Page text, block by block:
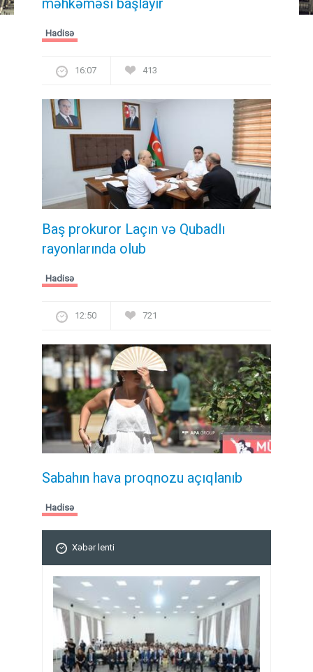
məhkəməsi başlayır
Hadisə
16:07 413
Baş prokuror Laçın və Qubadlı
rayonlarında olub
Hadisə
12:50 721
Sabahın hava proqnozu açıqlanıb
Hadisə
Xəbər lenti